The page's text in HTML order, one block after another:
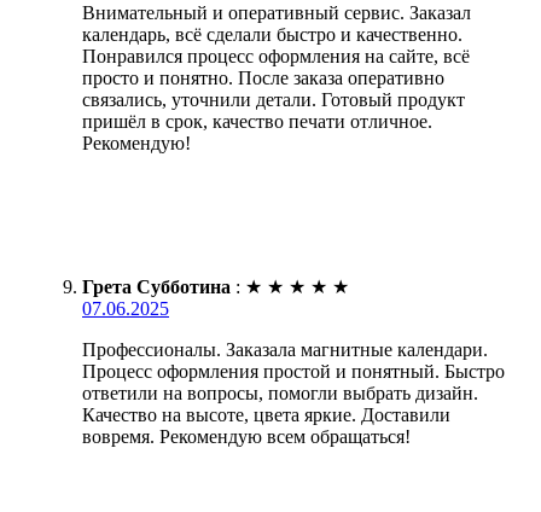
Внимательный и оперативный сервис. Заказал
календарь, всё сделали быстро и качественно.
Понравился процесс оформления на сайте, всё
просто и понятно. После заказа оперативно
связались, уточнили детали. Готовый продукт
пришёл в срок, качество печати отличное.
Рекомендую!
Грета Субботина : ★ ★ ★ ★ ★
07.06.2025
Профессионалы. Заказала магнитные календари.
Процесс оформления простой и понятный. Быстро
ответили на вопросы, помогли выбрать дизайн.
Качество на высоте, цвета яркие. Доставили
вовремя. Рекомендую всем обращаться!